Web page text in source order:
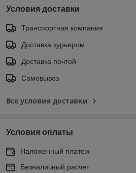
Условия доставки
Транспортная компания
Доставка курьером
Доставка почтой
Самовывоз
Все условия доставки
Условия оплаты
Наложенный платеж
Безналичный расчет